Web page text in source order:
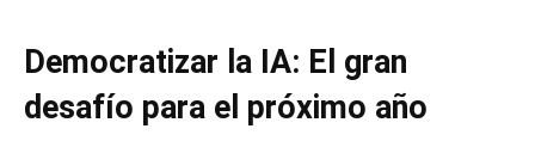
Democratizar la IA: El gran
desafío para el próximo año